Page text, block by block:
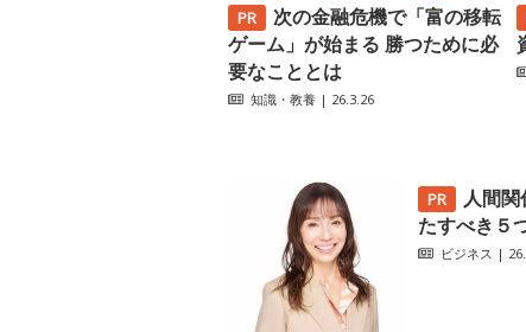
次の金融危機で「富の移転
ゲーム」が始まる 勝つために必
要なこととは
知識・教養 | 26.3.26
人間
たすべき５
ビジネス |